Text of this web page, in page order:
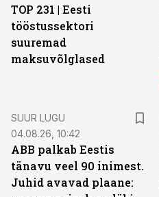
TOP 231 | Eesti
tööstussektori
suuremad
maksuvõlglased
SUUR LUGU
04.08.26, 10:42
ABB palkab Eestis
tänavu veel 90 inimest.
Juhid avavad plaane: